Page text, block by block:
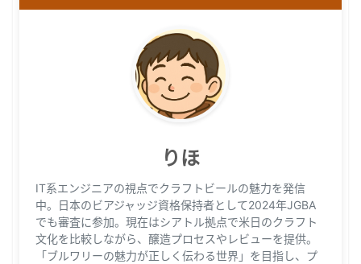
りほ
IT系エンジニアの視点でクラフトビールの魅力を発信
中。日本のビアジャッジ資格保持者として2024年JGBA
でも審査に参加。現在はシアトル拠点で米日のクラフト
文化を比較しながら、醸造プロセスやレビューを提供。
「ブルワリーの魅力が正しく伝わる世界」を目指し、プ